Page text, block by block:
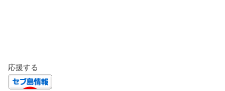
応援する